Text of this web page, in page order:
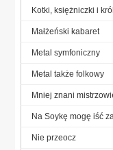
Kotki, księżniczki i
Małżeński kabaret
Metal symfoniczny
Metal także folkowy
Mniej znani
Na Soykę mogę iść
Nie przeocz